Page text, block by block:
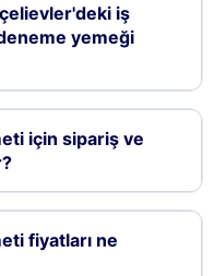
iş
yemeği
için sipariş ve
fiyatları ne